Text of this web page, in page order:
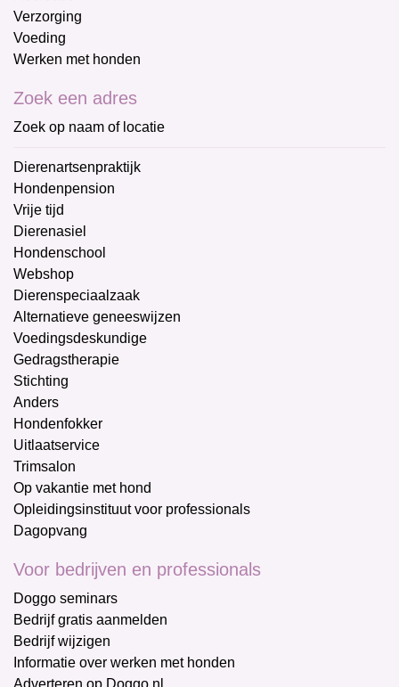
Verzorging
Voeding
Werken met honden
Zoek een adres
Zoek op naam of locatie
Dierenartsenpraktijk
Hondenpension
Vrije tijd
Dierenasiel
Hondenschool
Webshop
Dierenspeciaalzaak
Alternatieve geneeswijzen
Voedingsdeskundige
Gedragstherapie
Stichting
Anders
Hondenfokker
Uitlaatservice
Trimsalon
Op vakantie met hond
Opleidingsinstituut voor professionals
Dagopvang
Voor bedrijven en professionals
Doggo seminars
Bedrijf gratis aanmelden
Bedrijf wijzigen
Informatie over werken met honden
Adverteren op Doggo.nl